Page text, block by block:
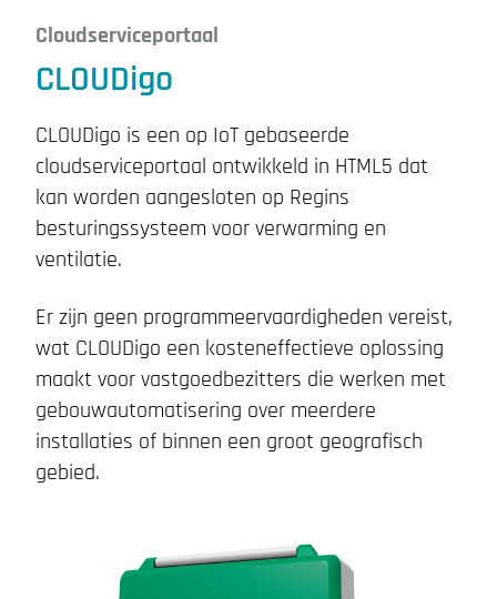
Cloudserviceportaal
CLOUDigo
CLOUDigo is een op IoT gebaseerde
cloudserviceportaal ontwikkeld in HTML5 dat
kan worden aangesloten op Regins
besturingssysteem voor verwarming en
ventilatie.
Er zijn geen programmeervaardigheden vereist,
wat CLOUDigo een kosteneffectieve oplossing
maakt voor vastgoedbezitters die werken met
gebouwautomatisering over meerdere
installaties of binnen een groot geografisch
gebied.